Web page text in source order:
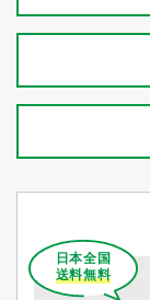
日本全国
送料無料